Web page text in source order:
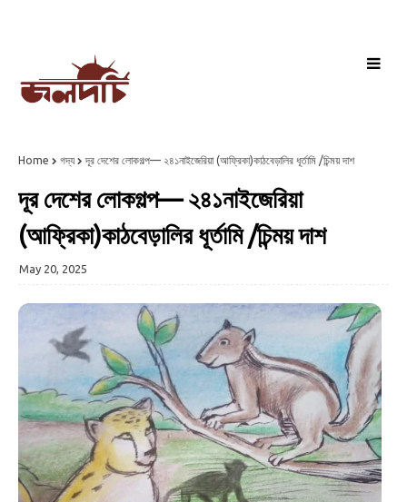
Home গদ্য দূর দেশের লোকগল্প— ২৪১নাইজেরিয়া (আফ্রিকা)কাঠবেড়ালির ধূর্তামি /চিন্ময় দাশ
দূর দেশের লোকগল্প— ২৪১নাইজেরিয়া
(আফ্রিকা)কাঠবেড়ালির ধূর্তামি /চিন্ময় দাশ
May 20, 2025